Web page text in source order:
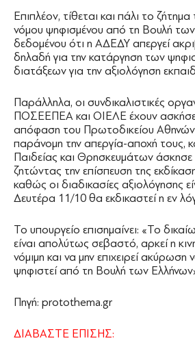
Επιπλέον, τίθεται και πάλι το
νόμου ψηφισμένου από τη Βουλή
δεδομένου ότι η ΑΔΕΔΥ απεργεί
δηλαδή για την κατάργηση των
διατάξεων για την αξιολόγηση
Παράλληλα, οι συνδικαλιστικές
ΠΟΣΕΕΠΕΑ και ΟΙΕΛΕ έχουν
απόφαση του Πρωτοδικείου
παράνομη την απεργία-αποχή τους,
Παιδείας και Θρησκευμάτων άσκησε
ζητώντας την επίσπευση της
καθώς οι διαδικασίες αξιολόγησης
Δευτέρα 11/10 θα εκδικαστεί η εν
Το υπουργείο επισημαίνει: «Το
είναι απολύτως σεβαστό, αρκεί η
νόμιμη και να μην επιχειρεί
ψηφιστεί από τη Βουλή των
Πηγή: protothema.gr
ΔΙΑΒΑΣΤΕ ΕΠΙΣΗΣ: